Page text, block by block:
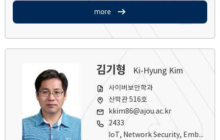
more
김기형 Ki-Hyung Kim
사이버보안학과
산학관 516호
kkim86@ajou.ac.kr
2433
IoT, Network Security, Embedded Software